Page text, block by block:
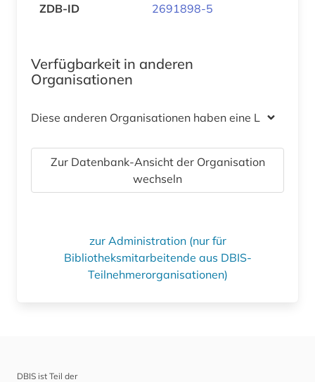
ZDB-ID 2691898-5
Verfügbarkeit in anderen
Organisationen
Diese anderen Organisationen haben eine Lizenz
Zur Datenbank-Ansicht der Organisation
wechseln
zur Administration (nur für
Bibliotheksmitarbeitende aus DBIS-
Teilnehmerorganisationen)
DBIS ist Teil der